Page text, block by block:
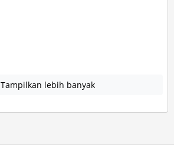
Tampilkan lebih banyak